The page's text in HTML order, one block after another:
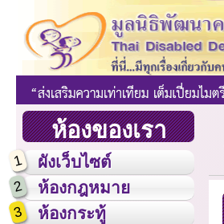
ห้องของเรา
1 ผังเว็บไซต์
2 ห้องกฎหมาย
3 ห้องกระทู้